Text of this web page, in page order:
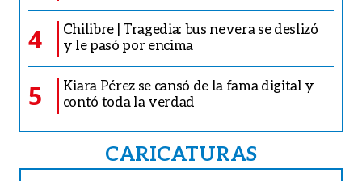
4
Chilibre | Tragedia: bus nevera se deslizó
y le pasó por encima
5
Kiara Pérez se cansó de la fama digital y
contó toda la verdad
CARICATURAS